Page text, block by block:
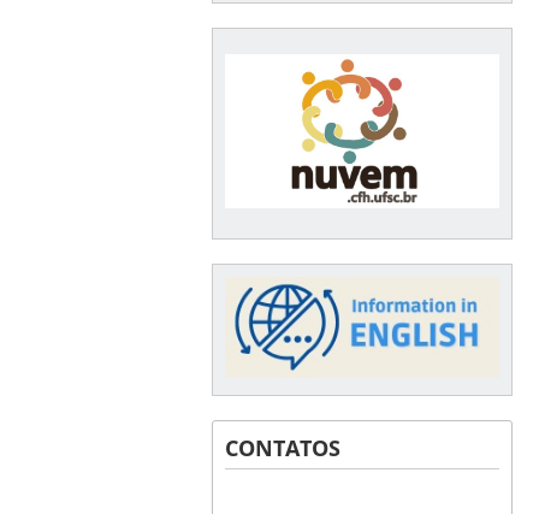
CONTATOS